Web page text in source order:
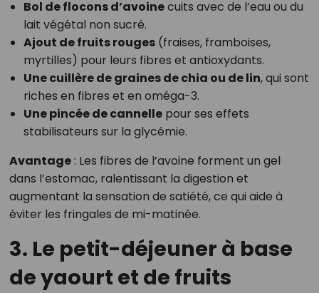
Bol de flocons d’avoinecuits avec de l’eau ou du
lait végétal non sucré.
Ajout de fruits rouges(fraises, framboises,
myrtilles) pour leurs fibres et antioxydants.
Une cuillère de graines de chia ou de lin, qui sont
riches en fibres et en oméga-3.
Une pincée de cannellepour ses effets
stabilisateurs sur la glycémie.
Avantage: Les fibres de l’avoine forment un gel
dans l’estomac, ralentissant la digestion et
augmentant la sensation de satiété, ce qui aide à
éviter les fringales de mi-matinée.
3. Le petit-déjeuner à base
de yaourt et de fruits